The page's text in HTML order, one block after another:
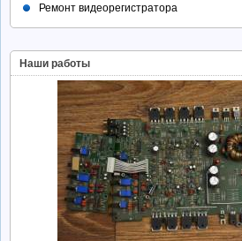
Ремонт видеорегистратора
Наши работы